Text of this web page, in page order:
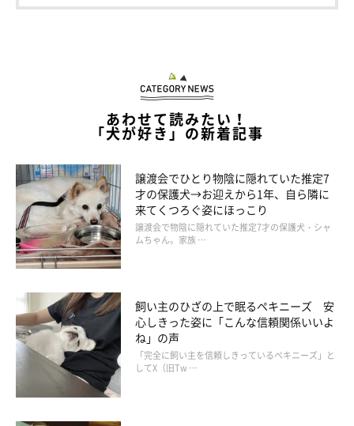
あわせて読みたい！
「犬が好き」の新着記事
譲渡会でひとり物陰に隠れていた推定7
才の保護犬→お迎えから1年、自ら隣に
来てくつろぐ姿にほっこり
譲渡会で物陰に隠れていた推定7才の保護犬・シャ
ムちゃん。家族 …
飼い主のひざの上で眠るペキニーズ 安
心しきった姿に「こんな信頼関係いいよ
ね」の声
「完全に飼い主を信頼しきっているペキニーズ」と
してX（旧Tw …